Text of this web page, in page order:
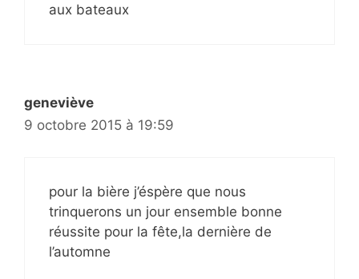
aux bateaux
geneviève
9 octobre 2015 à 19:59
pour la bière j’éspère que nous
trinquerons un jour ensemble bonne
réussite pour la fête,la dernière de
l’automne